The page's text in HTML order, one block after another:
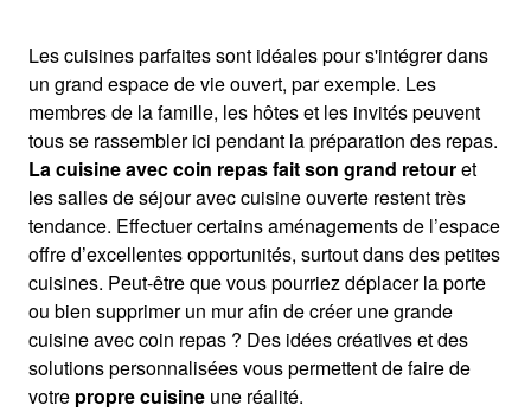
Les cuisines parfaites sont idéales pour s'intégrer dans
un grand espace de vie ouvert, par exemple. Les
membres de la famille, les hôtes et les invités peuvent
tous se rassembler ici pendant la préparation des repas.
La cuisine avec coin repas fait son grand retouret
les salles de séjour avec cuisine ouverte restent très
tendance. Effectuer certains aménagements de l’espace
offre d’excellentes opportunités, surtout dans des petites
cuisines. Peut-être que vous pourriez déplacer la porte
ou bien supprimer un mur afin de créer une grande
cuisine avec coin repas ? Des idées créatives et des
solutions personnalisées vous permettent de faire de
votre propre cuisine une réalité.